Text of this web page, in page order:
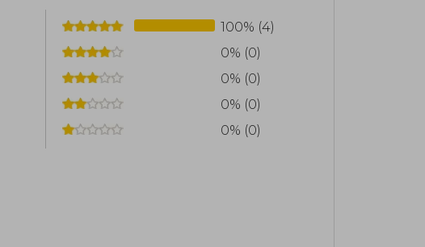
100% (4)
0% (0)
0% (0)
0% (0)
0% (0)